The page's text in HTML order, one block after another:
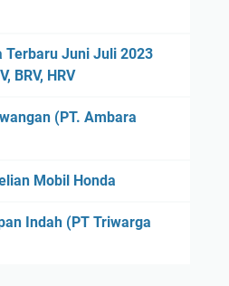
Terbaru Juni Juli 2023
BRV, HRV
(PT. Ambara
Mobil Honda
Indah (PT Triwarga